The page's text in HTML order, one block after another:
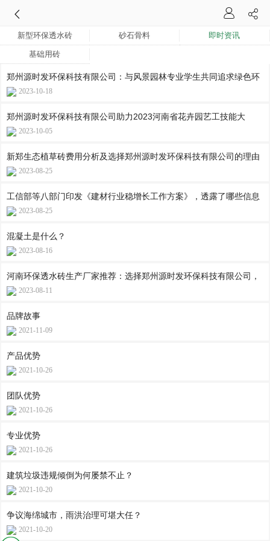
新型环保透水砖 砂石骨料 即时资讯
基础用砖
郑州源时发环保科技有限公司：与风景园林专业学生共同追求绿色环
2023-10-18
郑州源时发环保科技有限公司助力2023河南省花卉园艺工技能大
2023-10-05
新郑生态植草砖费用分析及选择郑州源时发环保科技有限公司的理由
2023-08-25
工信部等八部门印发《建材行业稳增长工作方案》，透露了哪些信息
2023-08-25
混凝土是什么？
2023-08-16
河南环保透水砖生产厂家推荐：选择郑州源时发环保科技有限公司，
2023-08-11
品牌故事
2021-11-09
产品优势
2021-10-26
团队优势
2021-10-26
专业优势
2021-10-26
建筑垃圾违规倾倒为何屡禁不止？
2021-10-20
争议海绵城市，雨洪治理可堪大任？
2021-10-20